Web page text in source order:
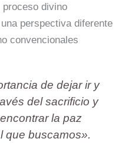
divino
perspectiva diferente
convencionales
de dejar ir y
del sacrificio y
la paz
que buscamos».